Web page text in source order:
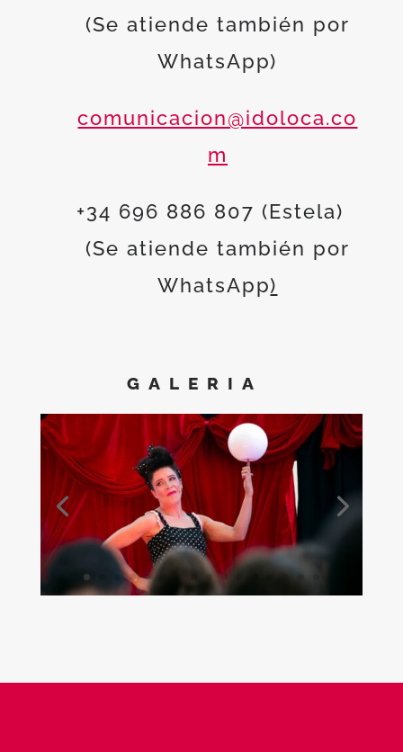
(Se atiende también por
WhatsApp)
comunicacion@idoloca.co
m
+34 696 886 807 (Estela)
(Se atiende también por
WhatsApp)
GALERIA